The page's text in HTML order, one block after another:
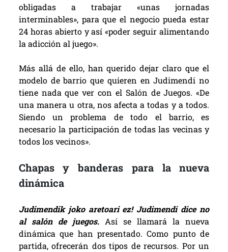
obligadas a trabajar «unas jornadas
interminables», para que el negocio pueda estar
24 horas abierto y así «poder seguir alimentando
la adicción al juego».
Más allá de ello, han querido dejar claro que el
modelo de barrio que quieren en Judimendi no
tiene nada que ver con el Salón de Juegos. «De
una manera u otra, nos afecta a todas y a todos.
Siendo unproblema de todo el barrio, es
necesario la participación de todas las vecinas y
todos los vecinos».
Chapas y banderas para la nueva
dinámica
Judimendik joko aretoari ez! Judimendi dice no
al salón de juegos. Así se llamará la nueva
dinámica que han presentado. Como punto de
partida, ofrecerán dos tipos de recursos. Por un